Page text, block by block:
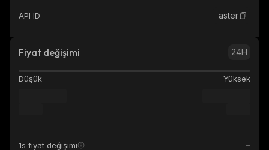
API ID aster
Fiyat değişimi 24H
Düşük Yüksek
1s fiyat değişimi